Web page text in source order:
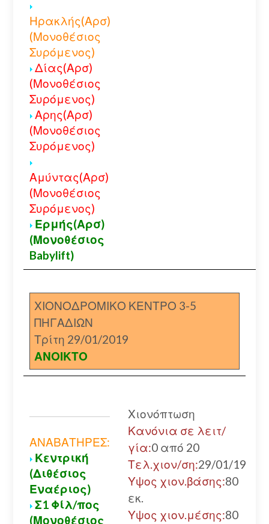
Ηρακλής(Αρσ)
(Μονοθέσιος
Συρόμενος)
Δίας(Αρσ)
(Μονοθέσιος
Συρόμενος)
Αρης(Αρσ)
(Μονοθέσιος
Συρόμενος)
Αμύντας(Αρσ)
(Μονοθέσιος
Συρόμενος)
Ερμής(Αρσ)
(Μονοθέσιος
Babylift)
ΧΙΟΝΟΔΡΟΜΙΚΟ ΚΕΝΤΡΟ 3-5
ΠΗΓΑΔΙΩΝ
Τρίτη 29/01/2019
ΑΝΟΙΚΤΟ
ΑΝΑΒΑΤΗΡΕΣ:
Κεντρική
(Διθέσιος
Εναέριος)
Σ1 Φίλ/πος
(Μονοθέσιος
Χιονόπτωση
Κανόνια σε λειτ/
γία:0 από 20
Τελ.χιον/ση:29/01/19
Υψος χιον.βάσης:80
εκ.
Υψος χιον.μέσης:80